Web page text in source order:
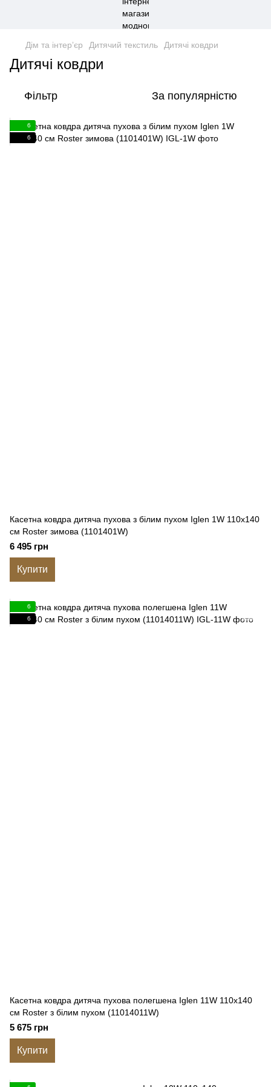
Дім та інтерʼєр Дитячий текстиль Дитячі ковдри
Дитячі ковдри
Фільтр За популярністю
6
6
Касетна ковдра дитяча пухова з білим пухом Iglen 1W 110x140
см Roster зимова (1101401W)
6 495 грн
Купити
6
6
Касетна ковдра дитяча пухова полегшена Iglen 11W 110x140
см Roster з білим пухом (11014011W)
5 675 грн
Купити